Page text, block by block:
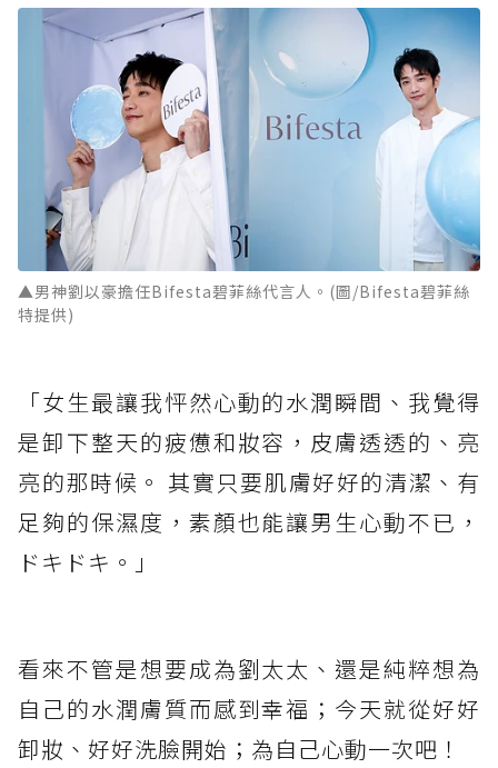
▲男神劉以豪擔任Bifesta碧菲絲代言人。(圖/Bifesta碧菲絲
特提供)
「女生最讓我怦然心動的水潤瞬間、我覺得
是卸下整天的疲憊和妝容，皮膚透透的、亮
亮的那時候。 其實只要肌膚好好的清潔、有
足夠的保濕度，素顏也能讓男生心動不已，
ドキドキ。」
看來不管是想要成為劉太太、還是純粹想為
自己的水潤膚質而感到幸福；今天就從好好
卸妝、好好洗臉開始；為自己心動一次吧！